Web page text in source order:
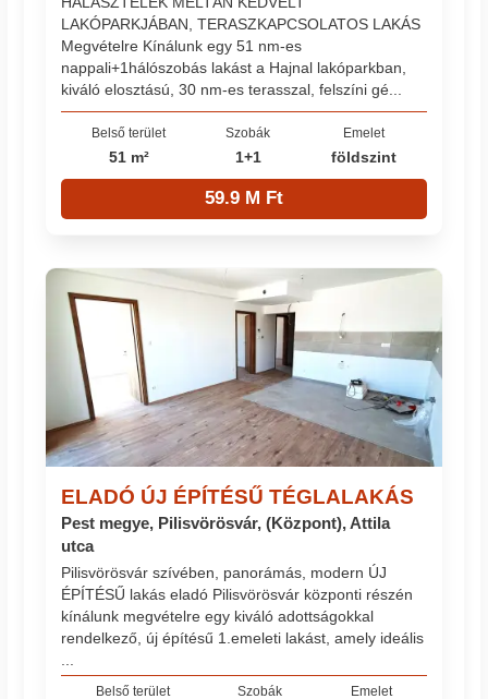
LAKÓPARKJÁBAN, TERASZKAPCSOLATOS LAKÁS
Megvételre Kínálunk egy 51 nm-es
nappali+1hálószobás lakást a Hajnal lakóparkban,
kiváló elosztású, 30 nm-es terasszal, felszíni gé...
Belső terület
51 m²
Szobák
1+1
Emelet
földszint
59.9 M Ft
ELADÓ ÚJ ÉPÍTÉSŰ TÉGLALAKÁS
Pest megye, Pilisvörösvár, (Központ), Attila
utca
Pilisvörösvár szívében, panorámás, modern ÚJ
ÉPÍTÉSŰ lakás eladó Pilisvörösvár központi részén
kínálunk megvételre egy kiváló adottságokkal
rendelkező, új építésű 1.emeleti lakást, amely ideális
Belső terület Szobák Emelet